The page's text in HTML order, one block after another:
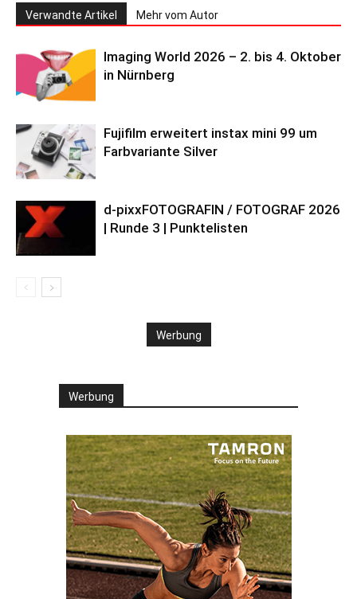
Verwandte Artikel Mehr vom Autor
Imaging World 2026 – 2. bis 4. Oktober
in Nürnberg
Fujifilm erweitert instax mini 99 um
Farbvariante Silver
d-pixxFOTOGRAFIN / FOTOGRAF 2026
| Runde 3 | Punktelisten
Werbung
Werbung